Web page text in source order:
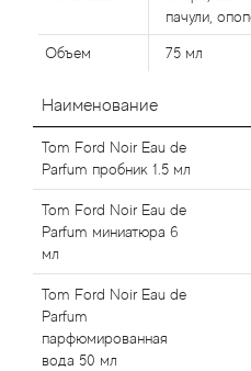
пачули,
Объем 75 мл
Наименование
Tom Ford Noir Eau de
Parfum пробник 1.5 мл
Tom Ford Noir Eau de
Parfum миниатюра 6
мл
Tom Ford Noir Eau de
Parfum
парфюмированная
вода 50 мл
Al Jazeera
Alaia Paris
Alexander McQueen
Alexandre Barthet
Alexandre J